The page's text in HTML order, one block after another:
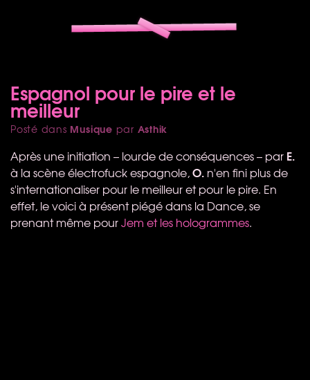
Espagnol pour le pire et le
meilleur
Posté dans Musique par Asthik
Après une initiation – lourde de conséquences – par E.
à la scène électrofuck espagnole,O. n'en fini plus de
s'internationaliser pour le meilleur et pour le pire. En
effet, le voici à présent piégé dans la Dance, se
prenant même pourJem et les hologrammes.